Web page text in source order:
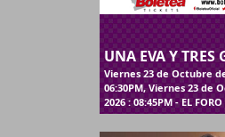
UNA EVA Y TRES
Viernes 23 de Octubre
06:30PM, Viernes 23 de
2026 : 08:45PM - EL